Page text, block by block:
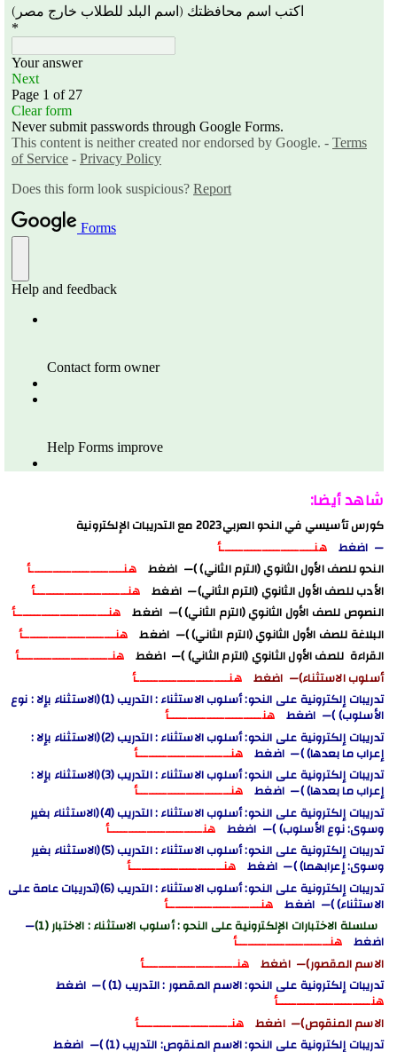
شاهد أيضا:
كورس تأسيسي في النحو العربي2023 مع التدريبات الإلكترونية
— اضغطهنـــــــــــــــــــــــــأ
النحو للصف الأول الثانوي (الترم الثاني) )— اضغط هنـــــــــــــــــــــــــأ
الأدب للصف الأول الثانوي (الترم الثاني)— اضغط هنـــــــــــــــــــــــــأ
النصوص للصف الأول الثانوي (الترم الثاني) )— اضغط هنـــــــــــــــــــــــــأ
البلاغة للصف الأول الثانوي (الترم الثاني) )— اضغط هنـــــــــــــــــــــــــأ
القراءة للصف الأول الثانوي (الترم الثاني) )— اضغط هنـــــــــــــــــــــــــأ
أسلوب الاستثناء)— اضغطهنـــــــــــــــــــــــــأ
تدريبات إلكترونية على النحو: أسلوب الاستثناء : التدريب (1)(الاستثناء بإلا : نوع
الأسلوب) )— اضغط هنـــــــــــــــــــــــــأ
تدريبات إلكترونية على النحو: أسلوب الاستثناء : التدريب (2)(الاستثناء بإلا :
إعراب ما بعدها) )— اضغط هنـــــــــــــــــــــــــأ
تدريبات إلكترونية على النحو: أسلوب الاستثناء : التدريب (3)(الاستثناء بإلا :
إعراب ما بعدها) )— اضغط هنـــــــــــــــــــــــــأ
تدريبات إلكترونية على النحو: أسلوب الاستثناء : التدريب (4)(الاستثناء بغير
وسوى: نوع الأسلوب) )— اضغط هنـــــــــــــــــــــــــأ
تدريبات إلكترونية على النحو: أسلوب الاستثناء : التدريب (5)(الاستثناء بغير
وسوى: إعرابهما) )— اضغط هنـــــــــــــــــــــــــأ
تدريبات إلكترونية على النحو: أسلوب الاستثناء : التدريب (6)(تدريبات عامة على
الاستثناء) )— اضغط هنـــــــــــــــــــــــــأ
سلسلة الاختبارات الإلكترونية على النحو : أسلوب الاستثناء : الاختبار (1) —
اضغط هنـــــــــــــــــــــــــأ
الاسم المقصور)— اضغط هنـــــــــــــــــــــــــأ
تدريبات إلكترونية على النحو: الاسم المقصور : التدريب (1) )— اضغط
هنـــــــــــــــــــــــــأ
الاسم المنقوص)— اضغط هنـــــــــــــــــــــــــأ
تدريبات إلكترونية على النحو: الاسم المنقوص: التدريب (1) )— اضغط